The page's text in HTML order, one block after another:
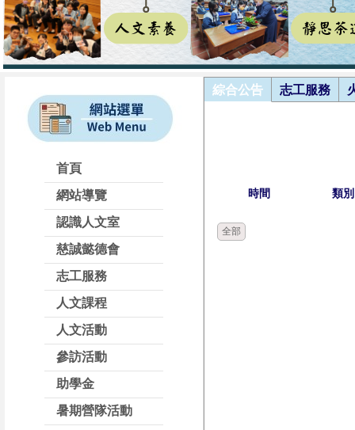
首頁
網站導覽
認識人文室
慈誠懿德會
志工服務
人文課程
人文活動
參訪活動
助學金
暑期營隊活動
綜合公告 志工服務
時間 類別
全部